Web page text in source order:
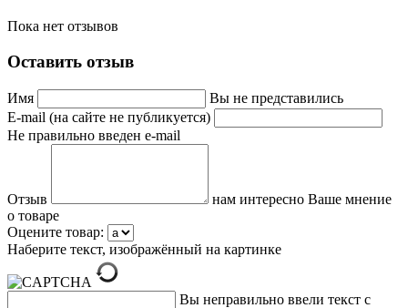
Пока нет отзывов
Оставить отзыв
Имя
Вы не представились
E-mail (на сайте не публикуется)
Не правильно введен e-mail
Отзыв
нам интересно Ваше мнение
о товаре
Оцените товар:
Наберите текст, изображённый на картинке
Вы неправильно ввели текст с